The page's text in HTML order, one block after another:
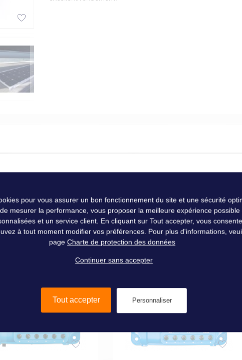
INTÉGRÉE 120 W
facilite leur mise en place. Offrant un réel gain de place à bord du
de coudre la seconde partie de la fermeture sur le support choisi.
de type MC4 pour faciliter l'installation.
24%)
Seatronic
pour vous assurer un bon fonctionnement du site et une sécurité
mesurer la performance, vous proposer la meilleure expérience
et un service client. En cliquant sur Tout accepter, vous
à tout moment modifier vos préférences. Pour plus d'informations,
page Charte de protection des données
Continuer sans accepter
Tout accepter Personnaliser